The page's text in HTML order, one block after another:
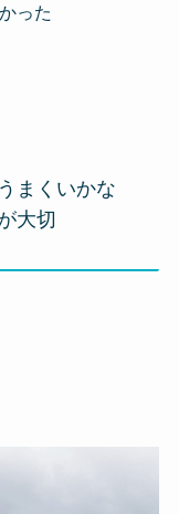
った
まくいかな
大切